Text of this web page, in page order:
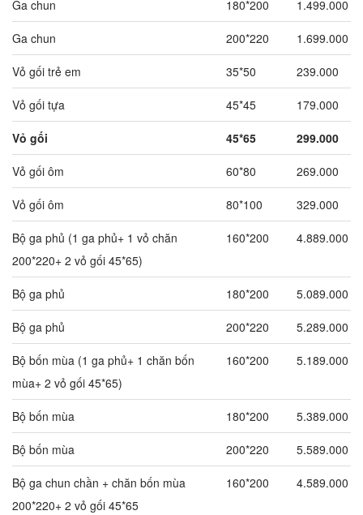
Ga chun 180*200 1.499.000
Ga chun 200*220 1.699.000
Vỏ gối trẻ em 35*50 239.000
Vỏ gối tựa 45*45 179.000
Vỏ gối 45*65 299.000
Vỏ gối ôm 60*80 269.000
Vỏ gối ôm 80*100 329.000
Bộ ga phủ (1 ga phủ+ 1 vỏ chăn
200*220+ 2 vỏ gối 45*65)
160*200 4.889.000
Bộ ga phủ 180*200 5.089.000
Bộ ga phủ 200*220 5.289.000
Bộ bốn mùa (1 ga phủ+ 1 chăn bốn
mùa+ 2 vỏ gối 45*65)
160*200 5.189.000
Bộ bốn mùa 180*200 5.389.000
Bộ bốn mùa 200*220 5.589.000
Bộ ga chun chần + chăn bốn mùa
200*220+ 2 vỏ gối 45*65
160*200 4.589.000